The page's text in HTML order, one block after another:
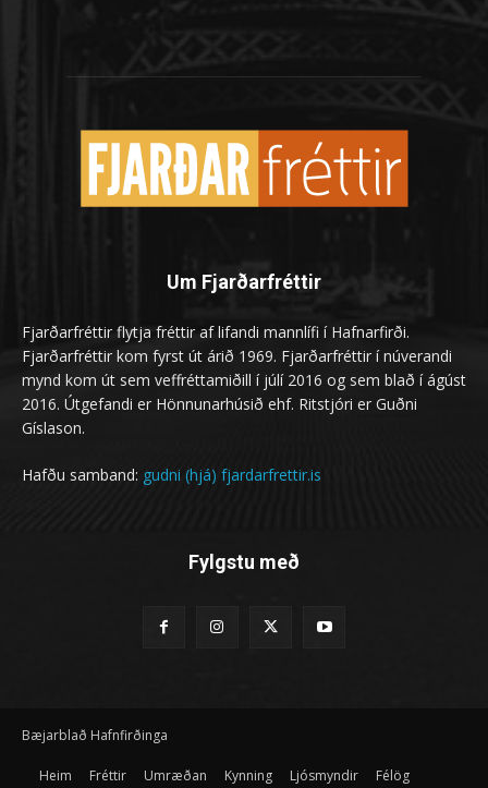
Um Fjarðarfréttir
Fjarðarfréttir flytja fréttir af lifandi mannlífi í Hafnarfirði.
Fjarðarfréttir kom fyrst út árið 1969. Fjarðarfréttir í núverandi
mynd kom út sem veffréttamiðill í júlí 2016 og sem blað í ágúst
2016. Útgefandi er Hönnunarhúsið ehf. Ritstjóri er Guðni
Gíslason.
Hafðu samband: gudni (hjá) fjardarfrettir.is
Fylgstu með
Bæjarblað Hafnfirðinga
Heim Fréttir Umræðan Kynning Ljósmyndir Félög